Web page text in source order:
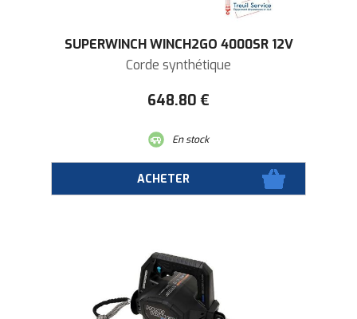
SUPERWINCH WINCH2GO 4000SR 12V
Corde synthétique
648.80 €
En stock